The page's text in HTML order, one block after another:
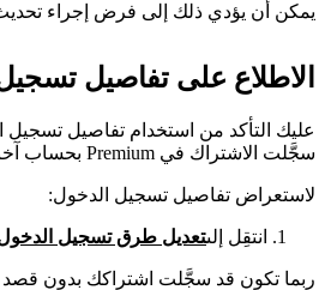
يمكن أن يؤدي ذلك إلى فرض إجراء
الاطلاع على تفاصيل
عليك التأكد من استخدام تفاصيل تسجيل
سجَّلت الاشتراك في Premium بحساب آخر.
لاستعراض تفاصيل تسجيل الدخول:
انتقِل إلىتعديل طرق تسجيل